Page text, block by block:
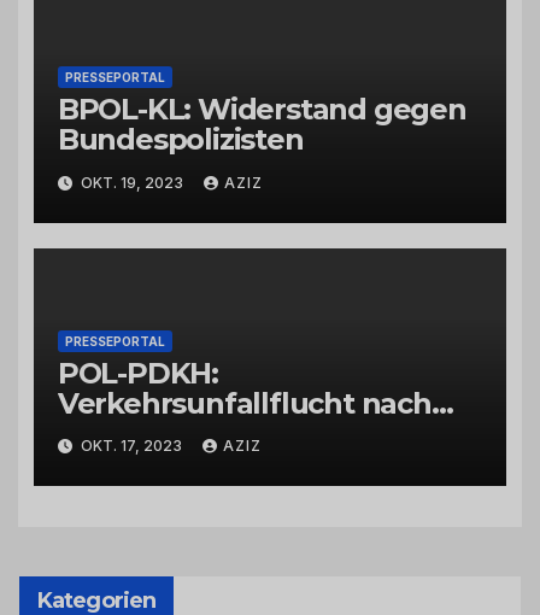
PRESSEPORTAL
BPOL-KL: Widerstand gegen
Bundespolizisten
OKT. 19, 2023 AZIZ
PRESSEPORTAL
POL-PDKH:
Verkehrsunfallflucht nach
Abbiegevorgang
OKT. 17, 2023 AZIZ
Kategorien